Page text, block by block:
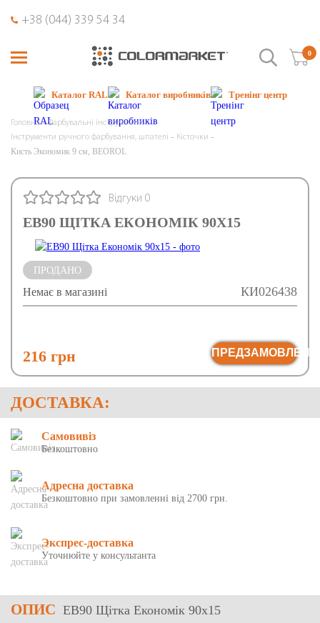
+38 (044) 339 54 34
0
Каталог RAL Каталог виробників Тренінг центр
Головна
Фарбувальні інструменти
Інструменти ручного фарбування, шпателі
Кісточки
Кисть Экономик 9 см, BEOROL
EB90 ЩІТКА ЕКОНОМІК 90X15
Відгуки 0
КИ026438
Немає в магазині
ПРОДАНО
216 грн
ДОСТАВКА:
Самовивіз
Безкоштовно
Адресна доставка
Безкоштовно при замовленні від 2700 грн.
Экспрес-доставка
Уточнюйте у консультанта
ОПИС EB90 Щітка Економік 90x15